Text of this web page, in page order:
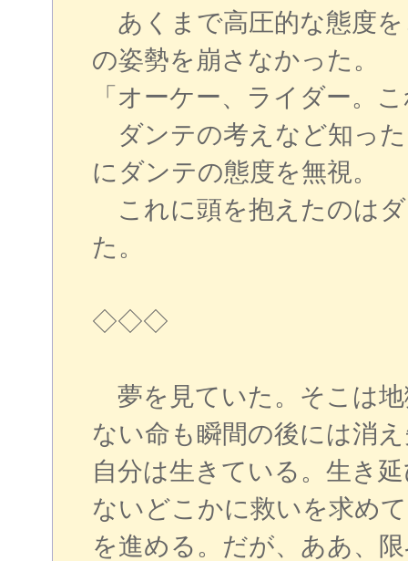
あくまで高圧的な態度
の姿勢を崩さなかった。
「オーケー、ライダー。
ダンテの考えなど知っ
にダンテの態度を無視。
これに頭を抱えたのは
た。
◇◇◇
夢を見ていた。そこは
ない命も瞬間の後には消
自分は生きている。生き
ないどこかに救いを求め
を進める。だが、ああ、